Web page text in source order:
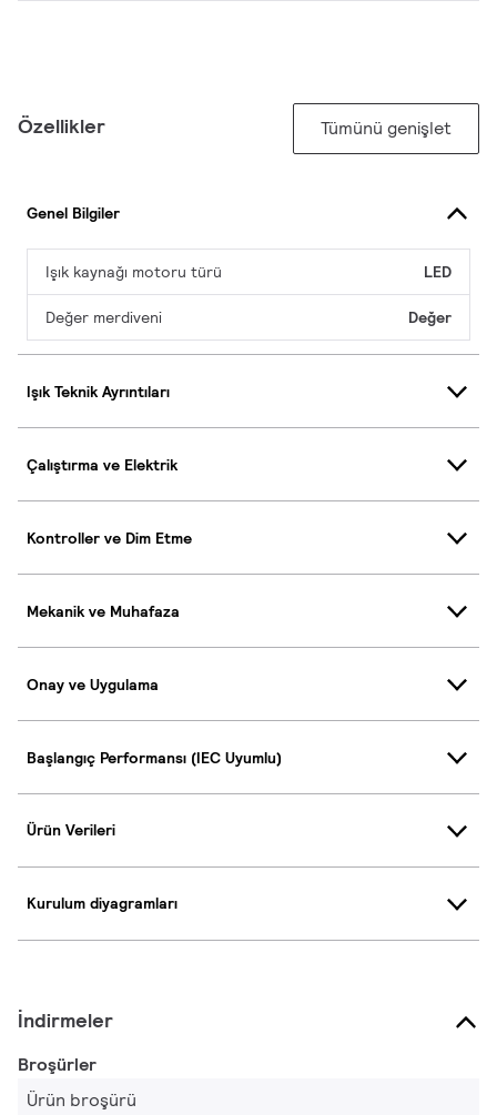
Özellikler Tümünü genişlet
Genel Bilgiler
Işık kaynağı motoru türü LED
Değer merdiveni Değer
Işık Teknik Ayrıntıları
Çalıştırma ve Elektrik
Kontroller ve Dim Etme
Mekanik ve Muhafaza
Onay ve Uygulama
Başlangıç Performansı (IEC Uyumlu)
Ürün Verileri
Kurulum diyagramları
İndirmeler
Broşürler
Ürün broşürü